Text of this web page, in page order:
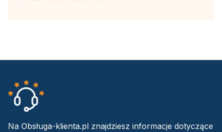
Na Obsługa-klienta.pl znajdziesz informacje dotyczące